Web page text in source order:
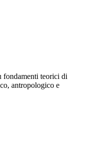
fondamenti teorici di
antropologico e